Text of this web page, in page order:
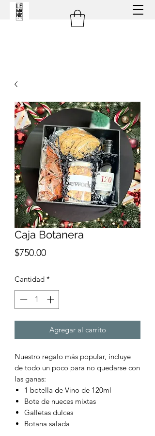
Caja Botanera
$750.00Precio
Cantidad *
Agregar al carrito
Nuestro regalo más popular, incluye
de todo un poco para no quedarse con
las ganas:
1 botella de Vino de 120ml
Bote de nueces mixtas
Galletas dulces
Botana salada